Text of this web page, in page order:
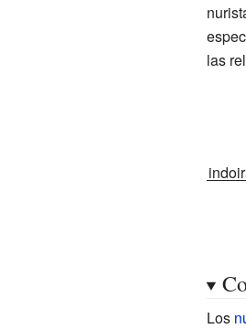
las
Los